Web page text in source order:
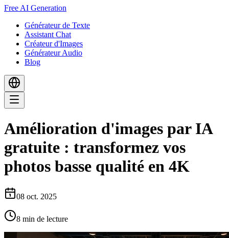
Free AI Generation
Générateur de Texte
Assistant Chat
Créateur d'Images
Générateur Audio
Blog
Amélioration d'images par IA
gratuite : transformez vos
photos basse qualité en 4K
08 oct. 2025
8 min de lecture